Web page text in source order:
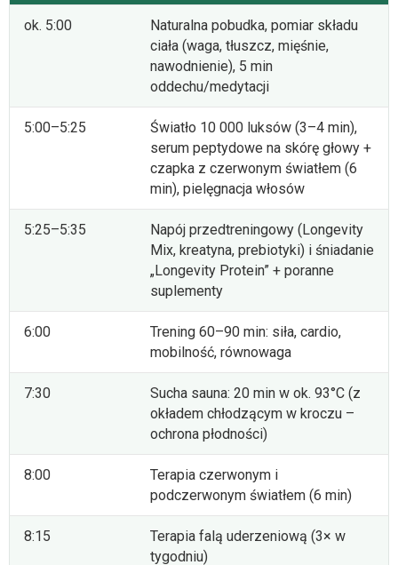
ok. 5:00
Naturalna pobudka, pomiar składu
ciała (waga, tłuszcz, mięśnie,
nawodnienie), 5 min
oddechu/medytacji
5:00–5:25
Światło 10 000 luksów (3–4 min),
serum peptydowe na skórę głowy +
czapka z czerwonym światłem (6
min), pielęgnacja włosów
5:25–5:35
Napój przedtreningowy (Longevity
Mix, kreatyna, prebiotyki) i śniadanie
„Longevity Protein” + poranne
suplementy
6:00
Trening 60–90 min: siła, cardio,
mobilność, równowaga
7:30
Sucha sauna: 20 min w ok. 93°C (z
okładem chłodzącym w kroczu –
ochrona płodności)
8:00
Terapia czerwonym i
podczerwonym światłem (6 min)
8:15
Terapia falą uderzeniową (3× w
tygodniu)